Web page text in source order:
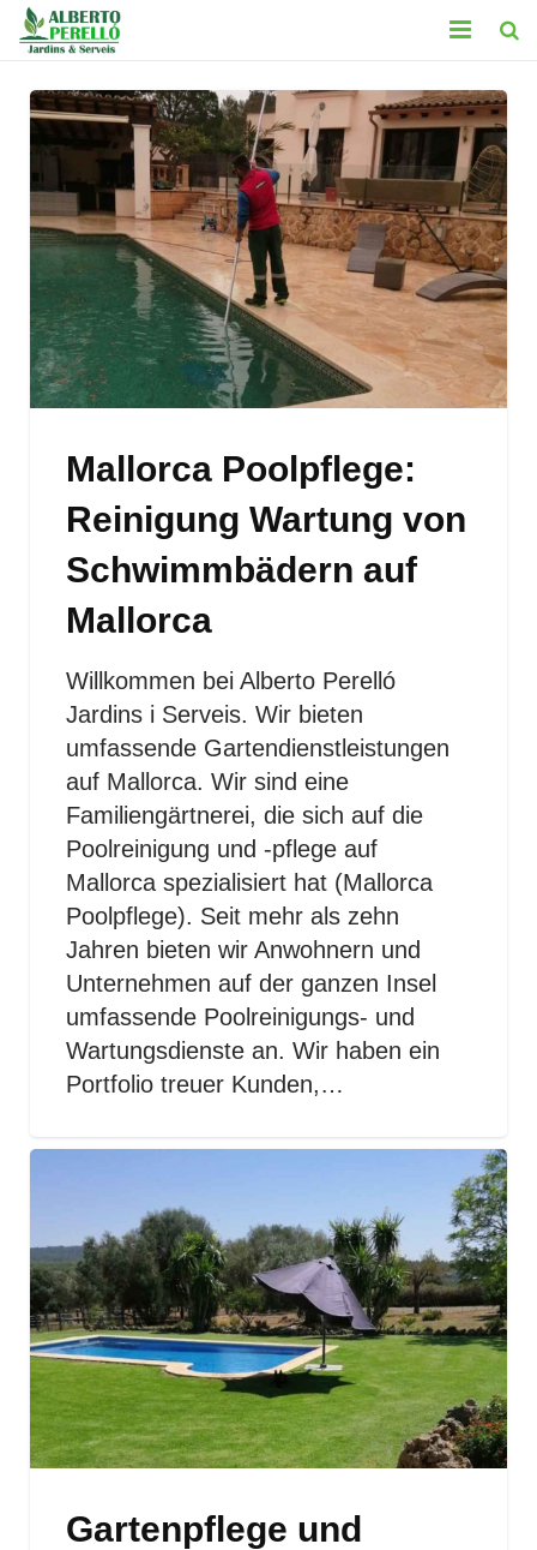
HOME
LEISTUNGEN
KONTAKT
GALERIE
BLOG
LEGAL
Mallorca Poolpflege:
Reinigung Wartung von
Schwimmbädern auf
Mallorca
Willkommen bei Alberto Perelló
Jardins i Serveis. Wir bieten
umfassende Gartendienstleistungen
auf Mallorca. Wir sind eine
Familiengärtnerei, die sich auf die
Poolreinigung und -pflege auf
Mallorca spezialisiert hat (Mallorca
Poolpflege). Seit mehr als zehn
Jahren bieten wir Anwohnern und
Unternehmen auf der ganzen Insel
umfassende Poolreinigungs- und
Wartungsdienste an. Wir haben ein
Portfolio treuer Kunden,…
Gartenpflege und